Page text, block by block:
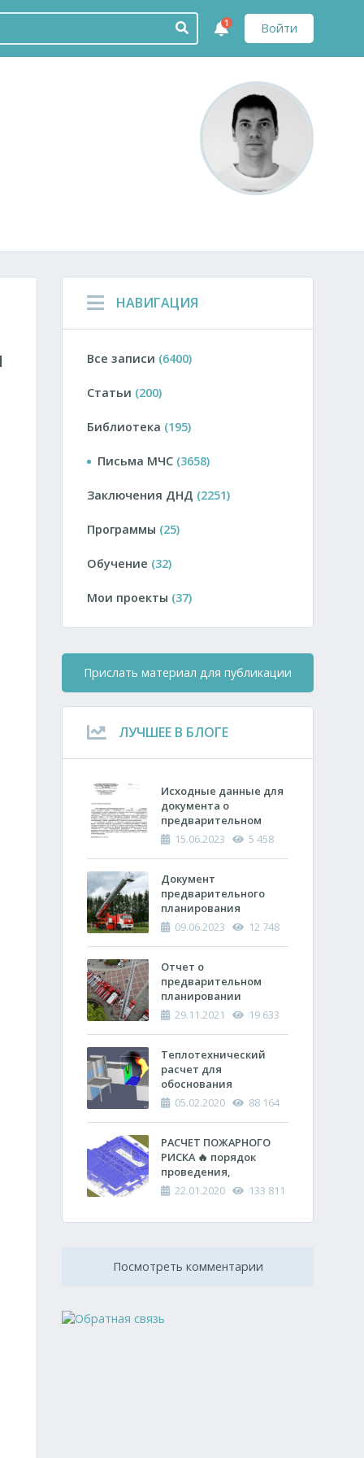
Войти
1
НАВИГАЦИЯ
Все записи (6400)
Статьи (200)
Библиотека (195)
Письма МЧС (3658)
Заключения ДНД (2251)
Программы (25)
Обучение (32)
Мои проекты (37)
Прислать материал для публикации
ЛУЧШЕЕ В БЛОГЕ
Исходные данные для
документа о
предварительном
планировании
подразделений по
тушению пожара
15.06.2023 5 458
Документ
предварительного
планирования
действий по тушению
спасательных работ
(ОПП)
09.06.2023 12 748
Отчет о
предварительном
планировании
действий пожарно-
тушению пожара и
проведению
аварийно-
спасательных работ
29.11.2021 19 633
Теплотехнический
расчет ​для
обоснования
противопожарных
05.02.2020 88 164
РАСЧЕТ ПОЖАРНОГО
РИСКА 🔥 порядок
проведения,
оформления и
22.01.2020 133 811
Посмотреть комментарии